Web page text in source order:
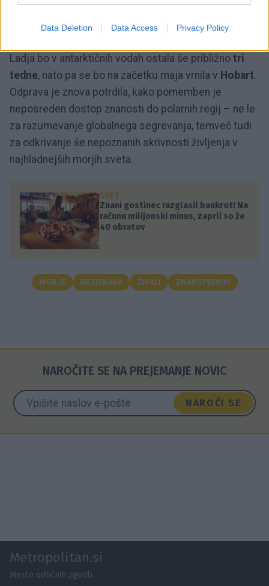
Data Deletion Data Access Privacy Policy
prilagajanje," opozarja dr. Borreguero.
Ladja bo v antarktičnih vodah ostala še približno tri
tedne, nato pa se bo na začetku maja vrnila v Hobart.
Odprava je znova potrdila, kako pomemben je
neposreden dostop znanosti do polarnih regij – ne le
za razumevanje globalnega segrevanja, temveč tudi
za odkrivanje še nepoznanih skrivnosti življenja v
najhladnejših morjih sveta.
SVET
Znani gostinec razglasil bankrot! Na
računu milijonski minus, zaprli so že
40 obratov
MORJE RAZISKAVA ŽIVALI ZNANSTVENIKI
NAROČITE SE NA PREJEMANJE NOVIC
NAROČI SE
Metropolitan.si
Mesto odličnih zgodb.